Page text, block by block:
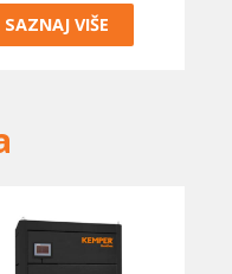
SAZNAJ VIŠE